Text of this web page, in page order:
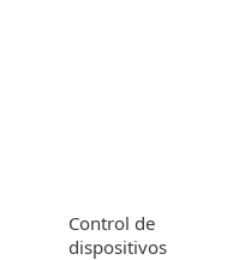
Control de
dispositivos